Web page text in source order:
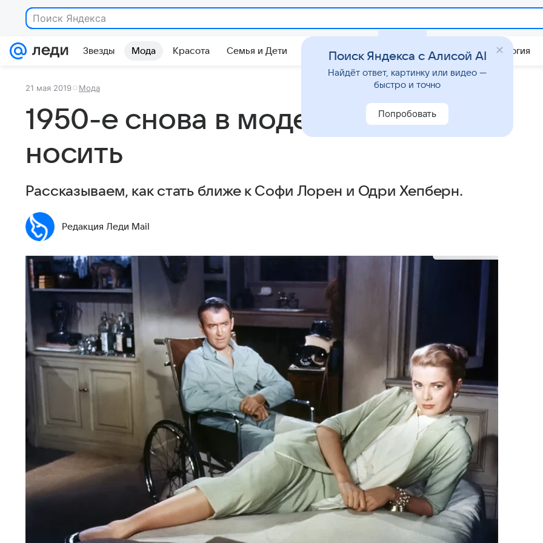
Поиск Яндекса
Звезды Мода Красота Семья и Дети Гороскопы Стиль жизни Психология
21 мая 2019 Мода
1950-е снова в моде: что и как
носить
Рассказываем, как стать ближе к Софи Лорен и Одри Хепберн.
Редакция Леди Mail
Поиск Яндекса с Алисой AI
Найдёт ответ, картинку или видео —
быстро и точно
Попробовать